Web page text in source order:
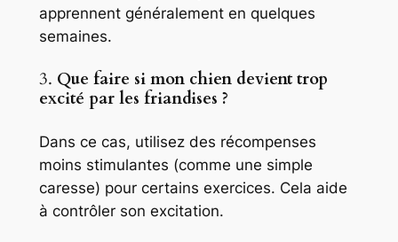
apprennent généralement en quelques
semaines.
3. Que faire si mon chien devient trop
excité par les friandises ?
Dans ce cas, utilisez des récompenses
moins stimulantes (comme une simple
caresse) pour certains exercices. Cela aide
à contrôler son excitation.